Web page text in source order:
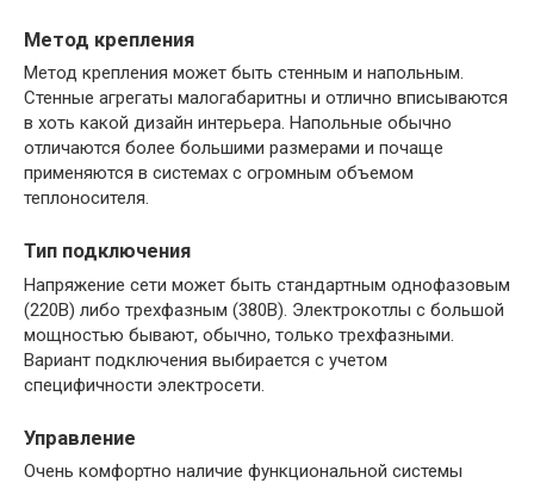
Метод крепления
Метод крепления может быть стенным и напольным.
Стенные агрегаты малогабаритны и отлично вписываются
в хоть какой дизайн интерьера. Напольные обычно
отличаются более большими размерами и почаще
применяются в системах с огромным объемом
теплоносителя.
Тип подключения
Напряжение сети может быть стандартным однофазовым
(220В) либо трехфазным (380В). Электрокотлы с большой
мощностью бывают, обычно, только трехфазными.
Вариант подключения выбирается с учетом
специфичности электросети.
Управление
Очень комфортно наличие функциональной системы